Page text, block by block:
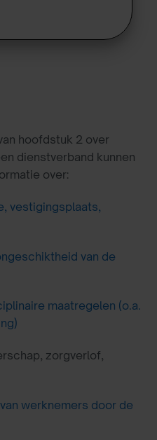
hoofdstuk 2 over
dienstverband kunnen
over:
vestigingsplaats,
van de
maatregelen (o.a.
zorgverlof,
werknemers door de